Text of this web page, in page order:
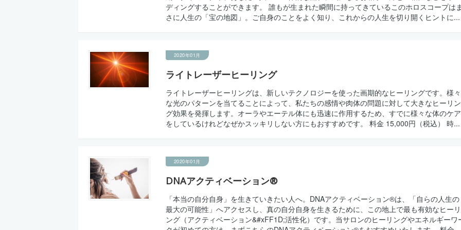
ディングすることができます。 誰もが生まれた瞬間に持ってきているこのホロスコープは
さに人生の「宝の地図」。ご自身のことをよく知り、これからの人生を切り開くヒントに...
2020年01月
ライトレーザーヒーリング
ライトレーザーヒーリングは、新しいテクノロジーを使った画期的なヒーリングです。様々
な光のパターンを当てることによって、私たちの感情や肉体の問題に対して大きなヒーリン
グ効果を発揮します。オーラやエーテル体にも迅速に作用するため、すでに様々な体のケア
をしているけれどなぜかスッキリしない方にもおすすめです。 料金 15,000円（税込） 時...
2020年01月
DNAアクティベーション®
「本当の自分自身」を生きていきたい人へ。DNAアクティベーション®は、「自らの人生の
最大の可能性」へアクセスし、真の自分自身を生きるために、この地上で最も有効なヒーリ
ング（アクティベーション&#xFF1D;活性化）です。当サロンのヒーリングやエネルギーワ